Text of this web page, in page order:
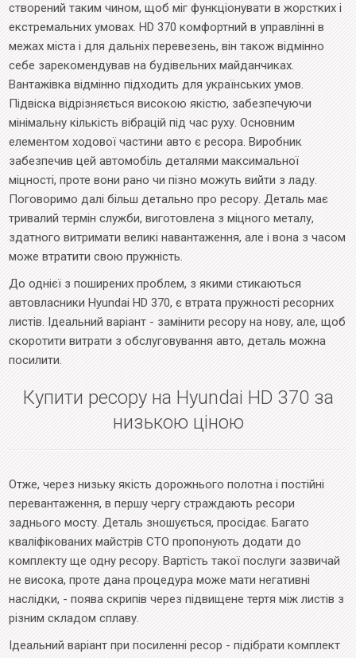
створений таким чином, щоб міг функціонувати в жорстких і
екстремальних умовах. HD 370 комфортний в управлінні в
межах міста і для дальніх перевезень, він також відмінно
себе зарекомендував на будівельних майданчиках.
Вантажівка відмінно підходить для українських умов.
Підвіска відрізняється високою якістю, забезпечуючи
мінімальну кількість вібрацій під час руху. Основним
елементом ходової частини авто є ресора. Виробник
забезпечив цей автомобіль деталями максимальної
міцності, проте вони рано чи пізно можуть вийти з ладу.
Поговоримо далі більш детально про ресору. Деталь має
тривалий термін служби, виготовлена з міцного металу,
здатного витримати великі навантаження, але і вона з часом
може втратити свою пружність.
До однієї з поширених проблем, з якими стикаються
автовласники Hyundai HD 370, є втрата пружності ресорних
листів. Ідеальний варіант - замінити ресору на нову, але, щоб
скоротити витрати з обслуговування авто, деталь можна
посилити.
Купити ресору на Hyundai HD 370 за
низькою ціною
Отже, через низьку якість дорожнього полотна і постійні
перевантаження, в першу чергу страждають ресори
заднього мосту. Деталь зношується, просідає. Багато
кваліфікованих майстрів СТО пропонують додати до
комплекту ще одну ресору. Вартість такої послуги зазвичай
не висока, проте дана процедура може мати негативні
наслідки, - поява скрипів через підвищене тертя між листів з
різним складом сплаву.
Ідеальний варіант при посиленні ресор - підібрати комплект